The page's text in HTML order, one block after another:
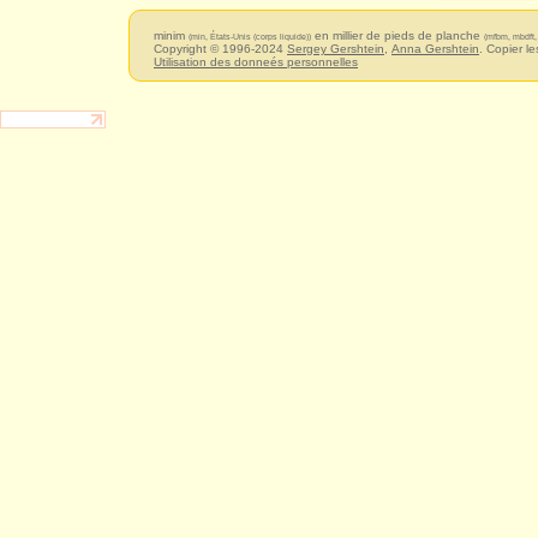
minim (min, États-Unis (corps liquide)) en millier de pieds de planche (mfbm,
Copyright © 1996-2024 Sergey Gershtein Anna Gershtein . Copier
Utilisation des donneés personnelles